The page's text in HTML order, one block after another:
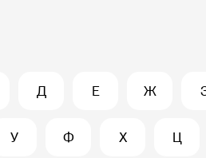
Д Е Ж
У Ф Х Ц